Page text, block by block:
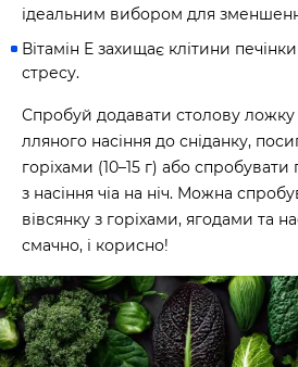
ідеальним вибором для
Вітамін E захищає клітини
стресу.
Спробуй додавати столову ложку
лляного насіння до сніданку,
горіхами (10–15 г) або
з насіння чіа на ніч. Можна
вівсянку з горіхами, ягодами та
смачно, і корисно!